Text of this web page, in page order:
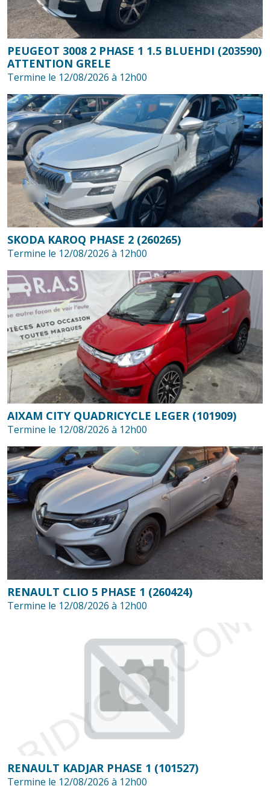
PEUGEOT 3008 2 PHASE 1 1.5 BLUEHDI (203590)
ATTENTION GRELE
Termine le 12/08/2026 à 12h00
SKODA KAROQ PHASE 2 (260265)
Termine le 12/08/2026 à 12h00
AIXAM CITY QUADRICYCLE LEGER (101909)
Termine le 12/08/2026 à 12h00
RENAULT CLIO 5 PHASE 1 (260424)
Termine le 12/08/2026 à 12h00
RENAULT KADJAR PHASE 1 (101527)
Termine le 12/08/2026 à 12h00